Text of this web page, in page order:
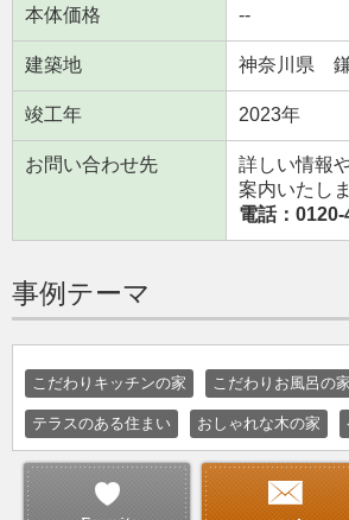
本体価格 --
建築地 神奈川県
竣工年 2023年
お問い合わせ先
詳しい情報
案内いたしま
電話：
事例テーマ
こだわりキッチンの家 こだわりお風呂の家
テラスのある住まい おしゃれな木の家